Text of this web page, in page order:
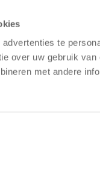
te
over uw gebruik
met andere